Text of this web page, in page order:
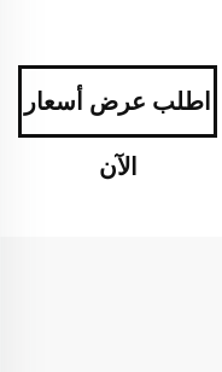
اطلب عرض أسعار
الآن